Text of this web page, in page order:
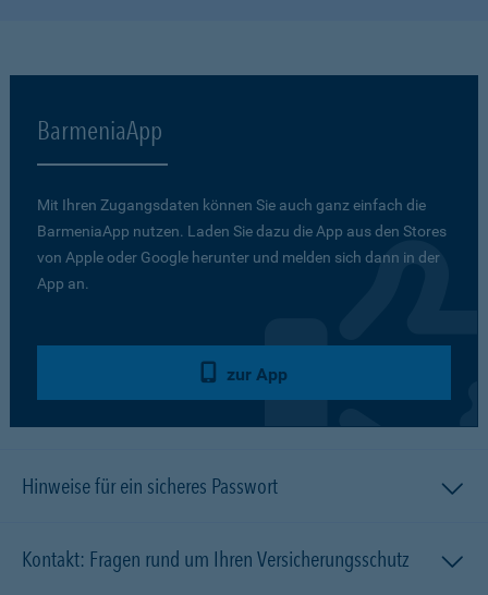
BarmeniaApp
Mit Ihren Zugangsdaten können Sie auch ganz einfach die
BarmeniaApp nutzen. Laden Sie dazu die App aus den Stores
von Apple oder Google herunter und melden sich dann in der
App an.
zur App
Hinweise für ein sicheres Passwort
Kontakt: Fragen rund um Ihren Versicherungsschutz